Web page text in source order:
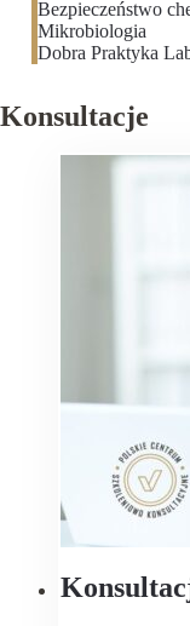
Bezpieczeństwo
Mikrobiologia
Dobra Praktyka
Konsultacje